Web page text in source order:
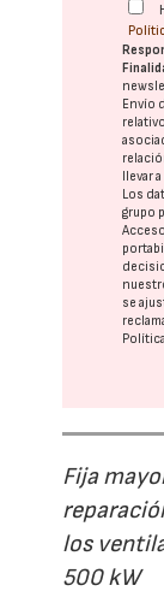
Envío
llevar
Los
grupo
se
Fija
los
500 kW